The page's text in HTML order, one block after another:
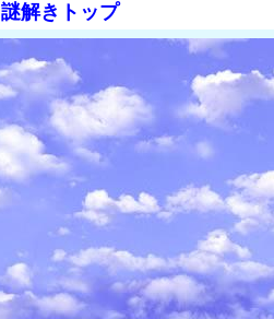
謎解きトップ